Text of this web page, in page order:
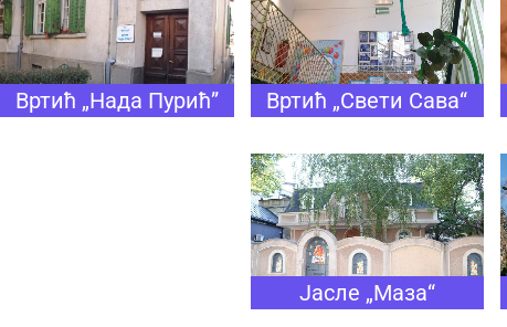
Вртић „Нада Пурић” Вртић „Свети Сава“
Јасле „Маза“